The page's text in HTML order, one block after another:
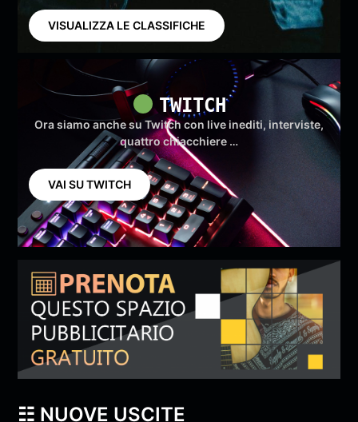
VISUALIZZA LE CLASSIFICHE
TWITCH
Ora siamo anche su Twitch con live inediti, interviste,
quattro chiacchiere …
VAI SU TWITCH
☷ NUOVE USCITE